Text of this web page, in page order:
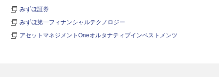
みずほ証券
みずほ第一フィナンシャルテクノロジー
アセットマネジメントOneオルタナティブインベストメンツ